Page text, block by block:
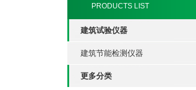
PRODUCTS LIST
建筑试验仪器
建筑节能检测仪器
更多分类